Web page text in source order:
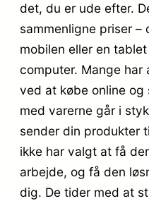
det, du er ude efter.
sammenligne priser –
mobilen eller en
computer. Mange
ved at købe online
med varerne går i
sender din produkter
ikke har valgt at få
arbejde, og få den
dig. De tider med at